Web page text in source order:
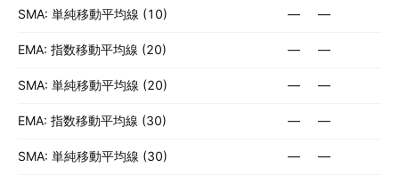
SMA: 単純移動平均線 (10) — —
EMA: 指数移動平均線 (20) — —
SMA: 単純移動平均線 (20) — —
EMA: 指数移動平均線 (30) — —
SMA: 単純移動平均線 (30) — —